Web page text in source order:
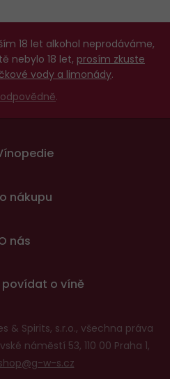
18 let alkohol neprodáváme,
nebylo 18 let, prosím zkuste
vody a limonády.
.
nákupu
nás
povídat o víně
& Spirits, s.r.o., všechna práva
náměstí 53, 110 00 Praha 1,
w-s.cz